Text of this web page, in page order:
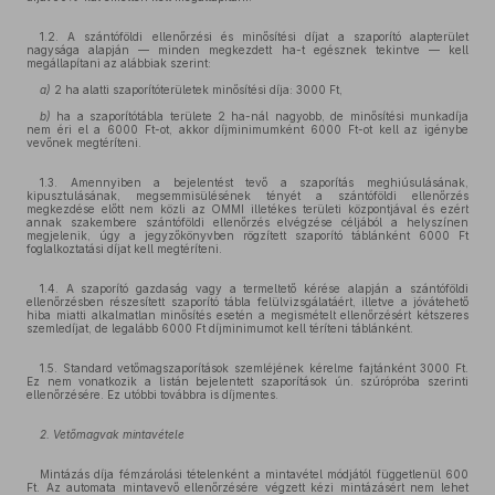
1.2. A szántóföldi ellenőrzési és minősítési díjat a szaporító alapterület
nagysága alapján — minden megkezdett ha-t egésznek tekintve — kell
megállapítani az alábbiak szerint:
a) 2 ha alatti szaporítóterületek minősítési díja: 3000 Ft,
b) ha a szaporítótábla területe 2 ha-nál nagyobb, de minősítési munkadíja
nem éri el a 6000 Ft-ot, akkor díjminimumként 6000 Ft-ot kell az igénybe
vevőnek megtéríteni.
1.3. Amennyiben a bejelentést tevő a szaporítás meghiúsulásának,
kipusztulásának, megsemmisülésének tényét a szántóföldi ellenőrzés
megkezdése előtt nem közli az OMMI illetékes területi központjával és ezért
annak szakembere szántóföldi ellenőrzés elvégzése céljából a helyszínen
megjelenik, úgy a jegyzőkönyvben rögzített szaporító táblánként 6000 Ft
foglalkoztatási díjat kell megtéríteni.
1.4. A szaporító gazdaság vagy a termeltető kérése alapján a szántóföldi
ellenőrzésben részesített szaporító tábla felülvizsgálatáért, illetve a jóvátehető
hiba miatti alkalmatlan minősítés esetén a megismételt ellenőrzésért kétszeres
szemledíjat, de legalább 6000 Ft díjminimumot kell téríteni táblánként.
1.5. Standard vetőmagszaporítások szemléjének kérelme fajtánként 3000 Ft.
Ez nem vonatkozik a listán bejelentett szaporítások ún. szúrópróba szerinti
ellenőrzésére. Ez utóbbi továbbra is díjmentes.
2. Vetőmagvak mintavétele
Mintázás díja fémzárolási tételenként a mintavétel módjától függetlenül 600
Ft. Az automata mintavevő ellenőrzésére végzett kézi mintázásért nem lehet